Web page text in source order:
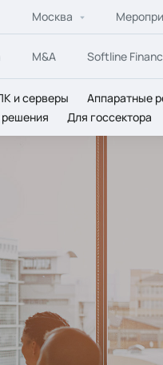
Москва
M&A Softline
и серверы Аппаратные
Для госсектора